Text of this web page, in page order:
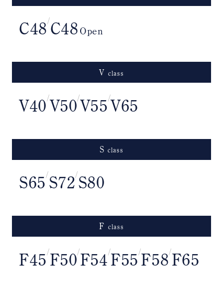
C48 /C48 Open
V class
V40 /V50/V55 /V65
S class
S65 /S72/S80
F class
F45 /F50/F54/F55 /F58/F65